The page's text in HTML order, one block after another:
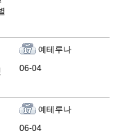
예테루나
06-04
예테루나
06-04